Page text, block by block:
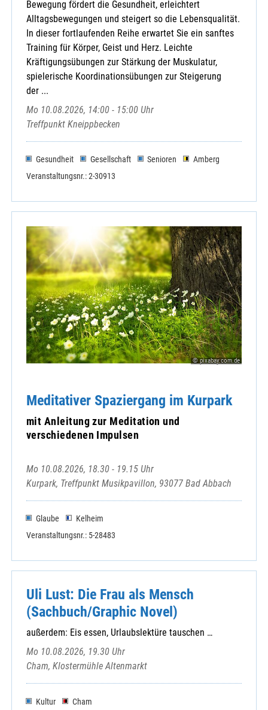
Bewegung fördert die Gesundheit, erleichtert
Alltagsbewegungen und steigert so die Lebensqualität.
In dieser fortlaufenden Reihe erwartet Sie ein sanftes
Training für Körper, Geist und Herz. Leichte
Kräftigungsübungen zur Stärkung der Muskulatur,
spielerische Koordinationsübungen zur Steigerung
der ...
Mo 10.08.2026, 14:00 - 15:00 Uhr
Treffpunkt Kneippbecken
Gesundheit Gesellschaft Senioren
Amberg
Veranstaltungsnr.: 2-30913
© pixabay.com.de
Meditativer Spaziergang im Kurpark
mit Anleitung zur Meditation und
verschiedenen Impulsen
Mo 10.08.2026, 18.30 - 19.15 Uhr
Kurpark, Treffpunkt Musikpavillon, 93077 Bad Abbach
Glaube
Kelheim
Veranstaltungsnr.: 5-28483
Uli Lust: Die Frau als Mensch
(Sachbuch/Graphic Novel)
außerdem: Eis essen, Urlaubslektüre tauschen …
Mo 10.08.2026, 19.30 Uhr
Cham, Klostermühle Altenmarkt
Kultur
Cham